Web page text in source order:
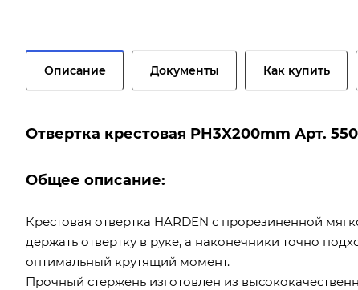
Описание Документы Как купить
Отвертка крестовая PH3X200mm Арт.
Общее описание:
Крестовая отвертка HARDEN с прорезиненной
держать отвертку в руке, а наконечники точно
оптимальный крутящий момент.
Прочный стержень изготовлен из